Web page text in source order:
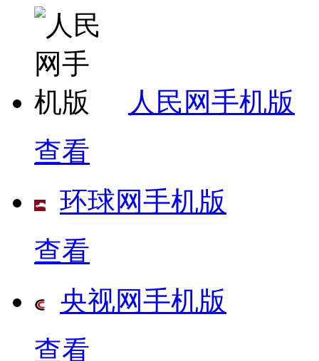
人民网手机版
查看
环球网手机版
查看
央视网手机版
查看